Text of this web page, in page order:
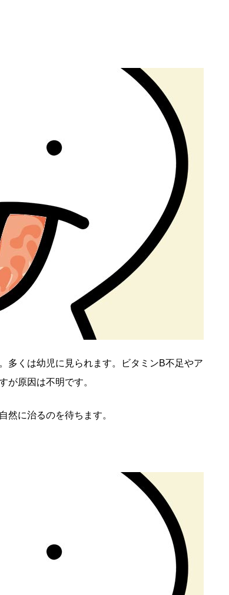
多くは幼児に見られます。ビタミンB不足やア
が原因は不明です。
然に治るのを待ちます。